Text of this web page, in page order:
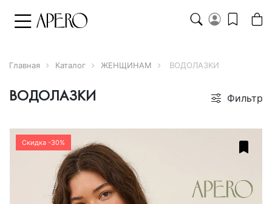
Главная Каталог ЖЕНЩИНАМ ВОДОЛАЗКИ
ВОДОЛАЗКИ Фильтр
Скидка -30%